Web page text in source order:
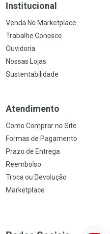
Institucional
Venda No Marketplace
Trabalhe Conosco
Ouvidoria
Nossas Lojas
Sustentabilidade
Atendimento
Como Comprar no Site
Formas de Pagamento
Prazo de Entrega
Reembolso
Troca ou Devolução
Marketplace